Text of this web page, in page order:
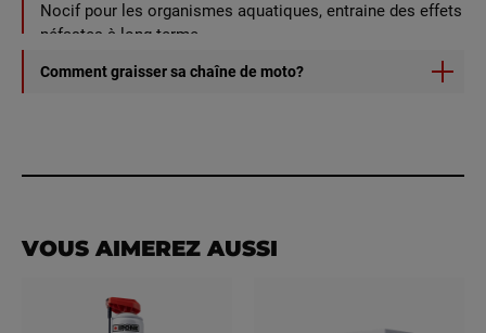
Nocif pour les organismes aquatiques, entraine des effets
néfastes à long terme.
Comment graisser sa chaîne de moto?
2) Laissez sécher.
VOUS AIMEREZ AUSSI